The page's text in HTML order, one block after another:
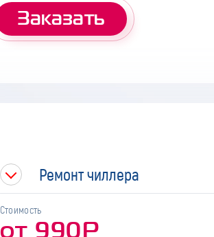
Заказать
Ремонт чиллера
Стоимость
от 990Р